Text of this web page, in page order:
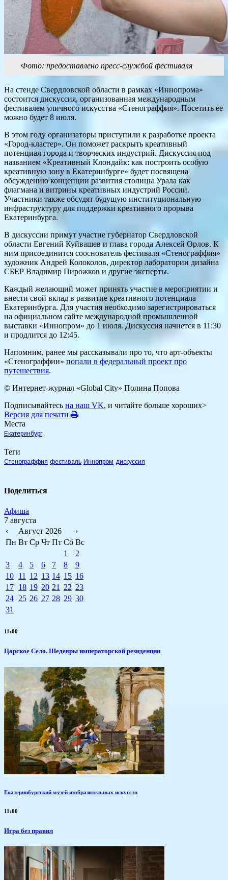
Фото: предоставлено пресс-службой фестиваля
На стенде Свердловской области в рамках «Иннопрома»
состоится дискуссия, организованная международным
фестивалем уличного искусства «Стенограффия». Посетить ее
можно будет 8 июля.
В этом году организаторы приступили к разработке проекта
«Город-кластер». Он поможет раскрыть креативный
потенциал города и творческих индустрий. Дискуссия под
названием «Креативный Клондайк: как построить особую
креативную зону в Екатеринбурге» будет посвящена
обсуждению концепции развития столицы Урала как
флагмана и витрины креативных индустрий России.
Участники также обсудят будущую институциональную
инфраструктуру для поддержки креативного прорыва
Екатеринбурга.
В дискуссии примут участие губернатор Свердловской
области Евгений Куйвашев и глава города Алексей Орлов. К
ним присоединится сооснователь фестиваля «Стенограффия»
художник Андрей Колоколов, директор лаборатории дизайна
СБЕР Владимир Пирожков и другие эксперты.
Каждый желающий может принять участие в мероприятии и
внести свой вклад в развитие креативного потенциала
Екатеринбурга. Для участия необходимо зарегистрироваться
на официальном сайте международной промышленной
выставки «Иннопром» до 1 июля. Дискуссия начнется в 11:30
и продлится до 12:45.
Напомним, ранее мы рассказывали про то, что арт-объекты
«Стенограффии» попали в федеральный проект про
путешествия.
© Интернет-журнал «Global City» Полина Попова
Подписывайтесь на наш VK, и читайте больше хороших>
Версия для печати
Места
Екатеринбург
Теги
Стенограффия фестиваль Иннопром дискуссия
Поделиться
Афиша
7 августа
‹
Август 2026
›
Пн Вт Ср Чт Пт Сб Вс
1
2
3
4 5 6 7 8
9
10 11 12 13 14 15 16
17 18 19 20 21 22 23
24 25 26 27 28 29 30
31
11:00
Царское Село. Шедевры императорской резиденции
Екатеринбургский музей изобразительных искусств
11:00
​Игра без правил